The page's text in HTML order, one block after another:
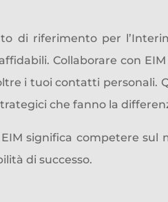
di riferimento per
Collaborare con
i tuoi contatti personali.
che fanno la
significa competere
di successo.